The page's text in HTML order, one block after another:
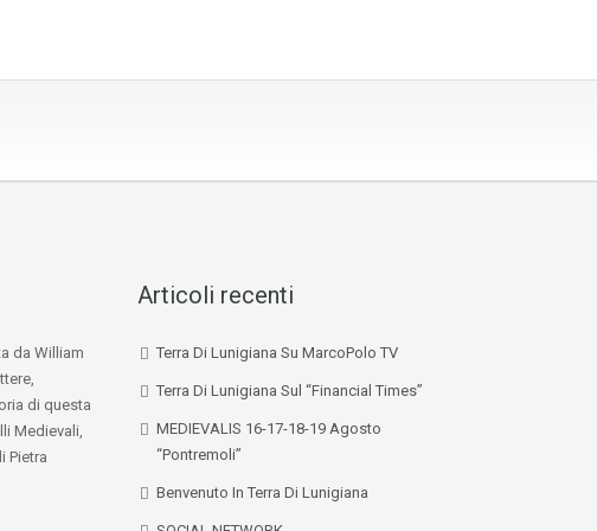
da William
di questa
Medievali,
Pietra
Articoli recenti
Terra Di Lunigiana Su MarcoPolo TV
Terra Di Lunigiana Sul “Financial Times”
MEDIEVALIS 16-17-18-19 Agosto
“Pontremoli”
Benvenuto In Terra Di Lunigiana